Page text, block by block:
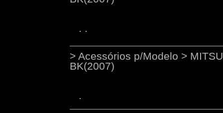
> Acessórios p/Modelo >
BK(2007)